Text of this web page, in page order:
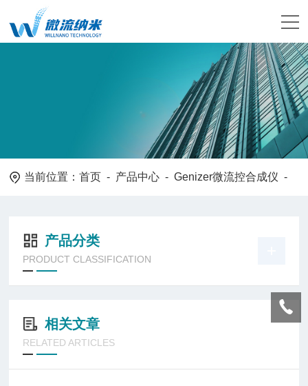
当前位置：首页 - 产品中心 -Genizer微流控合成仪 -
产品分类
PRODUCT CLASSIFICATION
相关文章
RELATED ARTICLES